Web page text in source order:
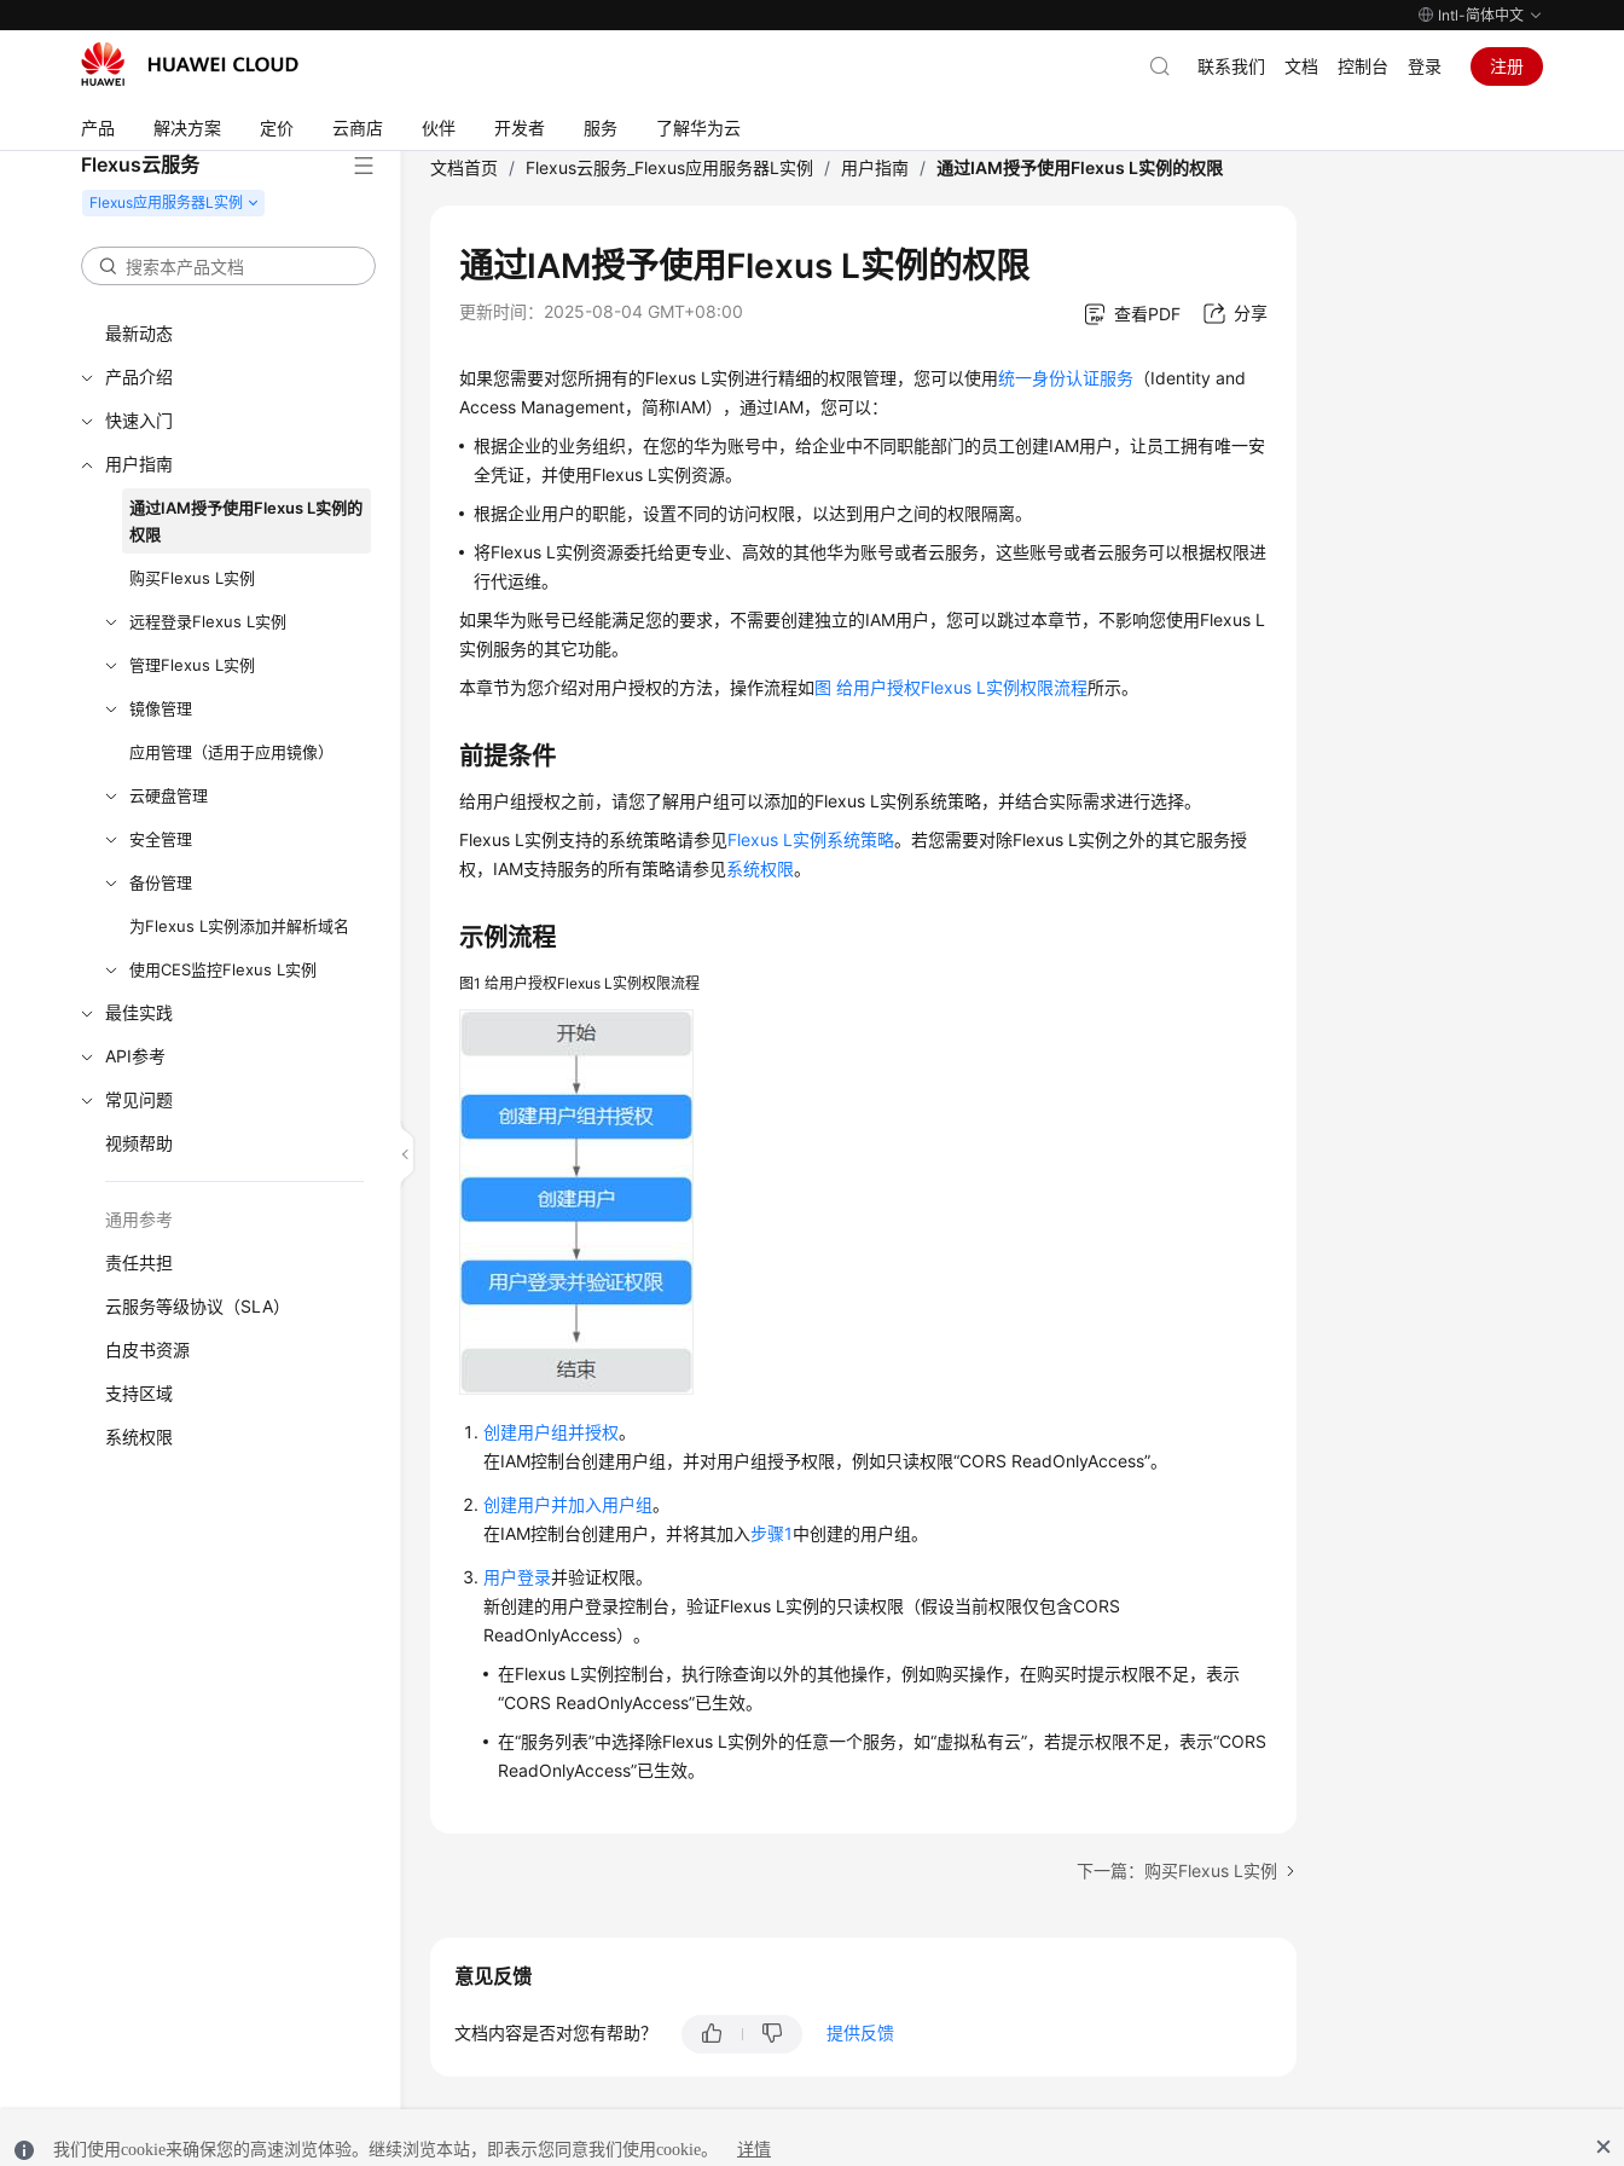
Intl-简体中文
产品 解决方案 定价 云商店 伙伴 开发者 服务 了解华为云
联系我们 文档 控制台 登录 注册
Flexus云服务
最新动态
产品介绍
快速入门
用户指南
通过IAM授予使用Flexus L实例的
权限
购买Flexus L实例
远程登录Flexus L实例
管理Flexus L实例
镜像管理
应用管理（适用于应用镜像）
云硬盘管理
安全管理
备份管理
为Flexus L实例添加并解析域名
使用CES监控Flexus L实例
最佳实践
API参考
常见问题
视频帮助
通用参考
责任共担
云服务等级协议（SLA）
白皮书资源
支持区域
系统权限
文档首页 / Flexus云服务_Flexus应用服务器L实例 / 用户指南 / 通过IAM授予使用Flexus L实例的权限
通过IAM授予使用Flexus L实例的权限
更新时间： 2025-08-04 GMT+08:00 查看PDF 分享
如果您需要对您所拥有的Flexus L实例进行精细的权限管理，您可以使用统一身份认证服务 （Identity and
Access Management，简称IAM），通过IAM，您可以：
根据企业的业务组织，在您的华为账号中，给企业中不同职能部门的员工创建IAM用户，让员工拥有唯一安
全凭证，并使用Flexus L实例资源。
根据企业用户的职能，设置不同的访问权限，以达到用户之间的权限隔离。
将Flexus L实例资源委托给更专业、高效的其他华为账号或者云服务，这些账号或者云服务可以根据权限进
行代运维。
如果华为账号已经能满足您的要求，不需要创建独立的IAM用户，您可以跳过本章节，不影响您使用Flexus L
实例服务的其它功能。
本章节为您介绍对用户授权的方法，操作流程如图 给用户授权Flexus L实例权限流程所示。
前提条件
给用户组授权之前，请您了解用户组可以添加的Flexus L实例系统策略，并结合实际需求进行选择。
Flexus L实例支持的系统策略请参见Flexus L实例系统策略。若您需要对除Flexus L实例之外的其它服务授
权，IAM支持服务的所有策略请参见系统权限。
示例流程
图1给用户授权Flexus L实例权限流程
创建用户组并授权。
在IAM控制台创建用户组，并对用户组授予权限，例如只读权限“CORS ReadOnlyAccess”。
创建用户并加入用户组。
在IAM控制台创建用户，并将其加入步骤1中创建的用户组。
用户登录并验证权限。
新创建的用户登录控制台，验证Flexus L实例的只读权限（假设当前权限仅包含CORS
ReadOnlyAccess）。
在Flexus L实例控制台，执行除查询以外的其他操作，例如购买操作，在购买时提示权限不足，表示
“CORS ReadOnlyAccess”已生效。
在“服务列表”中选择除Flexus L实例外的任意一个服务，如“虚拟私有云”，若提示权限不足，表示“CORS
ReadOnlyAccess”已生效。
下一篇：购买Flexus L实例
意见反馈
文档内容是否对您有帮助？ 提供反馈
我们使用cookie来确保您的高速浏览体验。继续浏览本站，即表示您同意我们使用cookie。 详情